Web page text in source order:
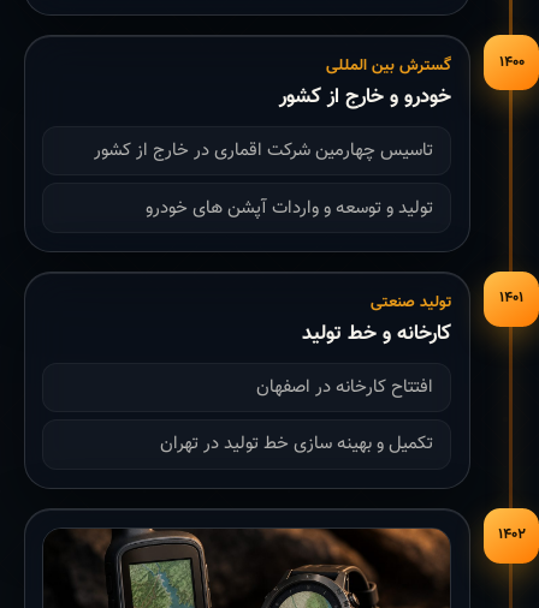
۱۴۰۰ گسترش بین المللی
خودرو و خارج از کشور
تاسیس چهارمین شرکت اقماری در خارج از کشور
تولید و توسعه و واردات آپشن های خودرو
۱۴۰۱ تولید صنعتی
کارخانه و خط تولید
افتتاح کارخانه در اصفهان
تکمیل و بهینه سازی خط تولید در تهران
۱۴۰۲